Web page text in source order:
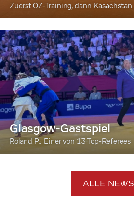
Zuerst OZ-Training, dann Kasachstan
Glasgow-Gastspiel
Roland P.: Einer von 13 Top-Referees
ALLE NEWS